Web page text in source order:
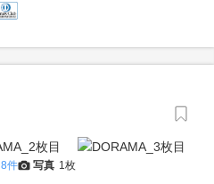
8件 写真 1枚